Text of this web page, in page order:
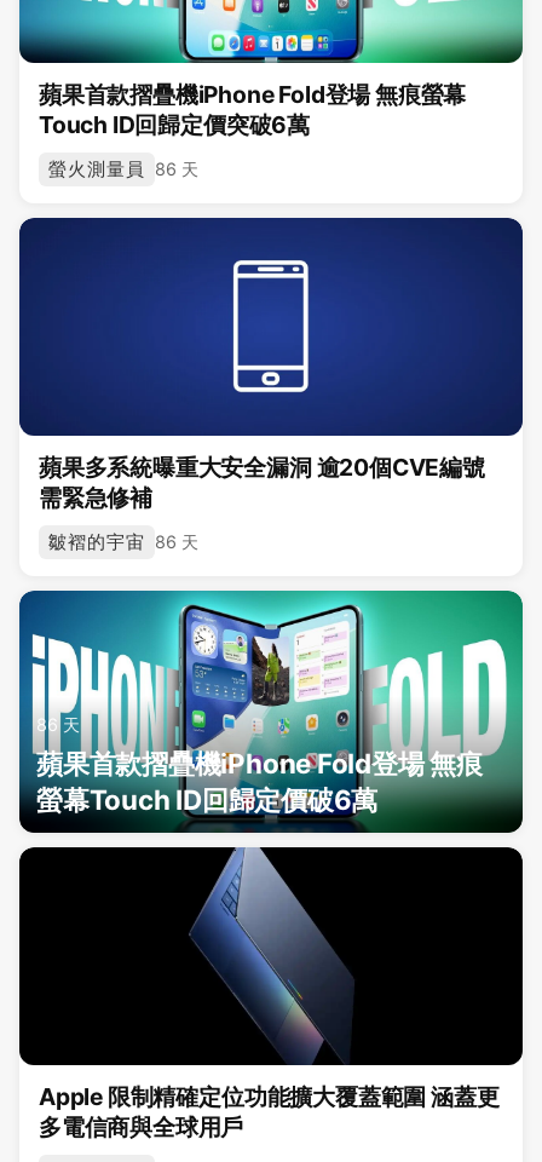
蘋果首款摺疊機iPhone Fold登場 無痕螢幕
Touch ID回歸定價突破6萬
螢火測量員 86 天
蘋果多系統曝重大安全漏洞 逾20個CVE編號
需緊急修補
皺褶的宇宙 86 天
86 天
蘋果首款摺疊機iPhone Fold登場 無痕
螢幕Touch ID回歸定價破6萬
Apple 限制精確定位功能擴大覆蓋範圍 涵蓋更
多電信商與全球用戶